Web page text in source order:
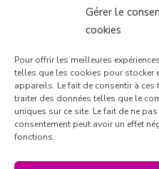
Gérer le
cookies
Pour offrir les meilleures
telles que les cookies pour stocker
appareils. Le fait de consentir à
traiter des données telles que le
uniques sur ce site. Le fait de ne
consentement peut avoir un effet
fonctions.
Suivre